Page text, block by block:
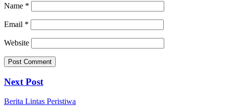
Name *
Email *
Website
Next Post
Berita Lintas Peristiwa